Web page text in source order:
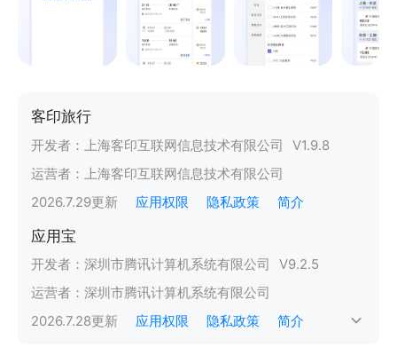
客印旅行
开发者： 上海客印互联网信息技术有限公司 V1.9.8
运营者： 上海客印互联网信息技术有限公司
2026.7.29更新 应用权限 隐私政策 简介
应用宝
开发者： 深圳市腾讯计算机系统有限公司 V9.2.5
运营者： 深圳市腾讯计算机系统有限公司
2026.7.28更新 应用权限 隐私政策 简介